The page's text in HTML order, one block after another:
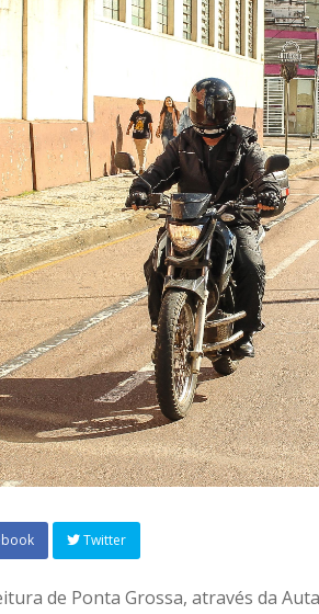
Twitter
de Ponta Grossa, através da